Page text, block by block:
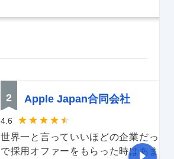
2 Apple Japan合同会社
4.6
世界一と言っていいほどの企業だったの
で採用オファーをもらった時はあまり考